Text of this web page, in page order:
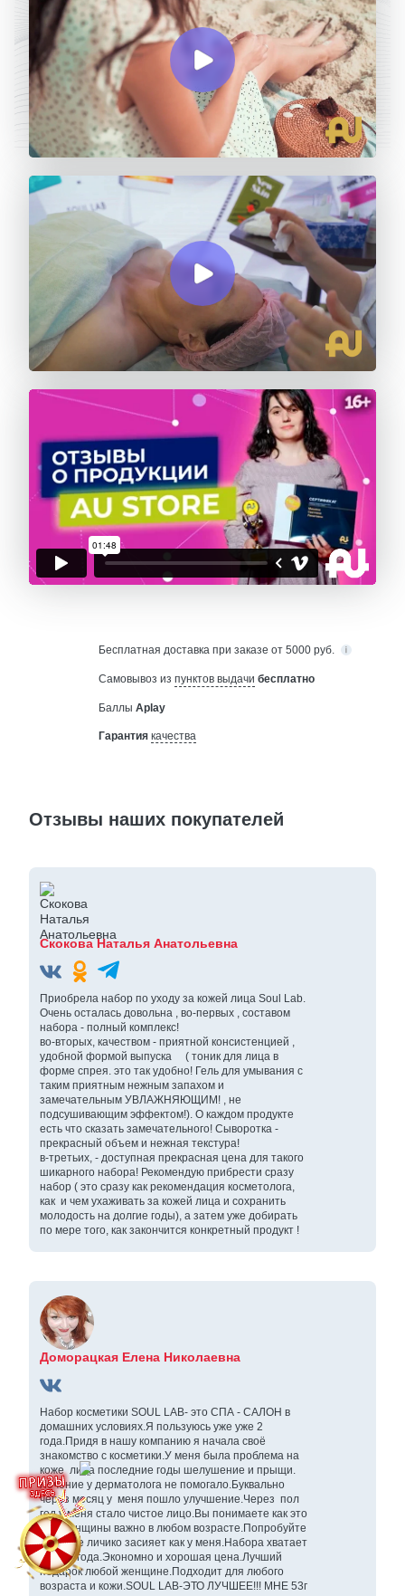
Бесплатная доставка при заказе от 5000 руб.
Самовывоз из пунктов выдачи бесплатно
Баллы Aplay
Гарантия качества
Отзывы наших покупателей
Скокова Наталья Анатольевна
Приобрела набор по уходу за кожей лица Soul Lab.
Очень осталась довольна , во-первых , составом
набора - полный комплекс!
во-вторых, качеством - приятной консистенцией ,
удобной формой выпуска ( тоник для лица в
форме спрея. это так удобно! Гель для умывания с
таким приятным нежным запахом и
замечательным УВЛАЖНЯЮЩИМ! , не
подсушивающим эффектом!). О каждом продукте
есть что сказать замечательного! Сыворотка -
прекрасный объем и нежная текстура!
в-третьих, - доступная прекрасная цена для такого
шикарного набора! Рекомендую прибрести сразу
набор ( это сразу как рекомендация косметолога,
как и чем ухаживать за кожей лица и сохранить
молодость на долгие годы), а затем уже добирать
по мере того, как закончится конкретный продукт !
Доморацкая Елена Николаевна
Набор косметики SOUL LAB- это СПА - САЛОН в
домашних условиях.Я пользуюсь уже уже 2
года.Придя в нашу компанию я начала своё
знакомство с косметики.У меня была проблема на
коже лица последние годы шелушение и прыщи.
Лечение у дерматолога не помогало.Буквально
через месяц у меня пошло улучшение.Через пол
год у меня стало чистое лицо.Вы понимаете как это
для женщины важно в любом возрасте.Попробуйте
и у ваше личико засияет как у меня.Набора хватает
на пол года.Экономно и хорошая цена.Лучший
подарок любой женщине.Подходит для любого
возраста и кожи.SOUL LAB-ЭТО ЛУЧШЕЕ!!! МНЕ 53г